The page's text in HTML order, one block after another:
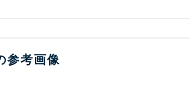
参考画像